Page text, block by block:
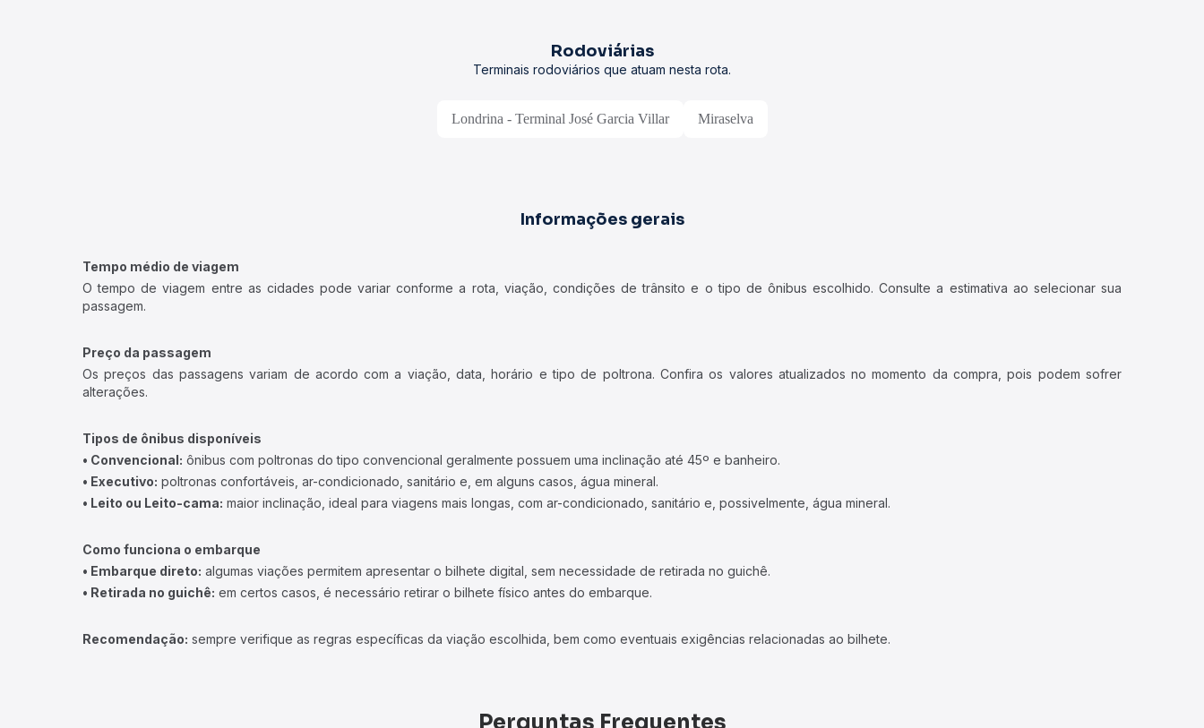
Rodoviárias
Terminais rodoviários que atuam nesta rota.
Londrina - Terminal José Garcia Villar Miraselva
Informações gerais
Tempo médio de viagem
O tempo de viagem entre as cidades pode variar conforme a rota, viação, condições de trânsito e o tipo de ônibus escolhido. Consulte a estimativa ao selecionar sua
passagem.
Preço da passagem
Os preços das passagens variam de acordo com a viação, data, horário e tipo de poltrona. Confira os valores atualizados no momento da compra, pois podem sofrer
alterações.
Tipos de ônibus disponíveis
• Convencional: ônibus com poltronas do tipo convencional geralmente possuem uma inclinação até 45º e banheiro.
• Executivo: poltronas confortáveis, ar-condicionado, sanitário e, em alguns casos, água mineral.
• Leito ou Leito-cama: maior inclinação, ideal para viagens mais longas, com ar-condicionado, sanitário e, possivelmente, água mineral.
Como funciona o embarque
• Embarque direto: algumas viações permitem apresentar o bilhete digital, sem necessidade de retirada no guichê.
• Retirada no guichê: em certos casos, é necessário retirar o bilhete físico antes do embarque.
Recomendação: sempre verifique as regras específicas da viação escolhida, bem como eventuais exigências relacionadas ao bilhete.
Perguntas Frequentes